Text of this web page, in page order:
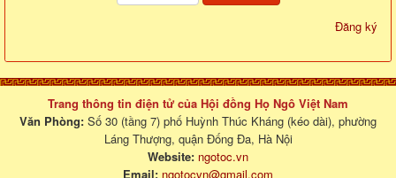
Đăng ký
Trang thông tin điện tử của Hội đồng Họ Ngô Việt Nam
Văn Phòng: Số 30 (tầng 7) phố Huỳnh Thúc Kháng (kéo dài), phường
Láng Thượng, quận Đống Đa, Hà Nội
Website: ngotoc.vn
Email: ngotocvn@gmail.com